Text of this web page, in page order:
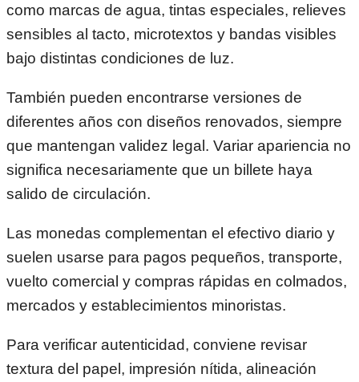
como marcas de agua, tintas especiales, relieves
sensibles al tacto, microtextos y bandas visibles
bajo distintas condiciones de luz.
También pueden encontrarse versiones de
diferentes años con diseños renovados, siempre
que mantengan validez legal. Variar apariencia no
significa necesariamente que un billete haya
salido de circulación.
Las monedas complementan el efectivo diario y
suelen usarse para pagos pequeños, transporte,
vuelto comercial y compras rápidas en colmados,
mercados y establecimientos minoristas.
Para verificar autenticidad, conviene revisar
textura del papel, impresión nítida, alineación